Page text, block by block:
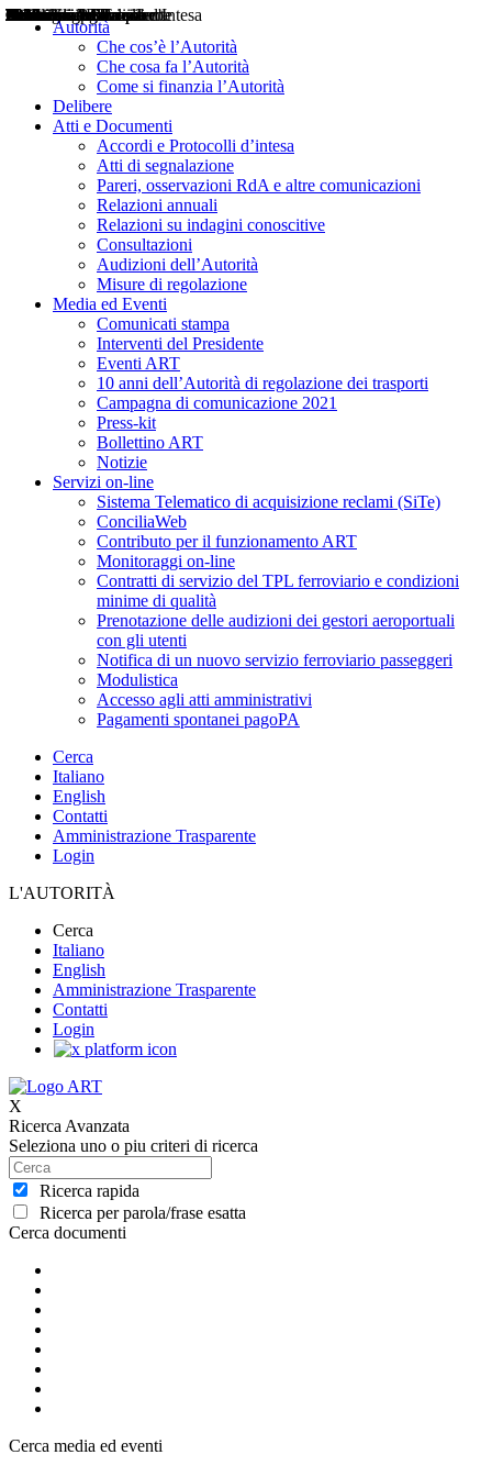
Autorità
Che cos’è l’Autorità
Che cosa fa l’Autorità
Come si finanzia l’Autorità
Delibere
Atti e Documenti
Accordi e Protocolli d’intesa
Atti di segnalazione
Pareri, osservazioni RdA e altre comunicazioni
Relazioni annuali
Relazioni su indagini conoscitive
Consultazioni
Audizioni dell’Autorità
Misure di regolazione
Media ed Eventi
Comunicati stampa
Interventi del Presidente
Eventi ART
10 anni dell’Autorità di regolazione dei trasporti
Campagna di comunicazione 2021
Press-kit
Bollettino ART
Notizie
Servizi on-line
Sistema Telematico di acquisizione reclami (SiTe)
ConciliaWeb
Contributo per il funzionamento ART
Monitoraggi on-line
Contratti di servizio del TPL ferroviario e condizioni
minime di qualità
Prenotazione delle audizioni dei gestori aeroportuali
con gli utenti
Notifica di un nuovo servizio ferroviario passeggeri
Modulistica
Accesso agli atti amministrativi
Pagamenti spontanei pagoPA
Cerca
Italiano
English
Contatti
Amministrazione Trasparente
Login
L'AUTORITÀ
Cerca
Italiano
English
Amministrazione Trasparente
Contatti
Login
X
Ricerca Avanzata
Seleziona uno o piu criteri di ricerca
Ricerca rapida
Ricerca per parola/frase esatta
Cerca documenti
Delibere
Pareri
Consultazioni
Audizioni
Atti di Segnalazione
Accordi e Protocolli d'Intesa
Relazioni annuali
Misure di regolazione
Cerca media ed eventi
Notizie
Comunicati Stampa
Bollettini ART
Convegni ART
Interviste del Presidente
Articoli in primo piano
Interventi del Presidente
2004
2005
2010
2013
2014
2015
2016
2017
2018
2019
202
2020
2021
2022
2023
2024
2025
2026
Aereo
Marittimo
Terrestre